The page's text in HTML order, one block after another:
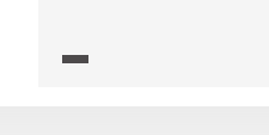
prvním knihám Slepá